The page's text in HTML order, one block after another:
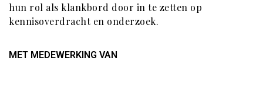
hun rol als klankbord door in te zetten op
kennisoverdracht en onderzoek.
MET MEDEWERKING VAN